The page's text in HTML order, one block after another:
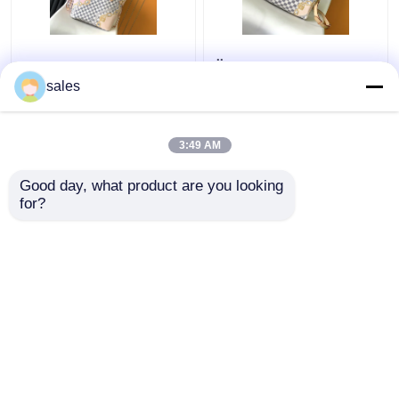
Tahiti begrenzte
kundenspezifische
eingebrannte Taschen
Überzogenes
sales
3:49 AM
Good day, what product are you looking
for?